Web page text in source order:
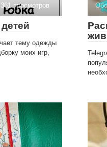
просмотров
тему одежды
моих игр,